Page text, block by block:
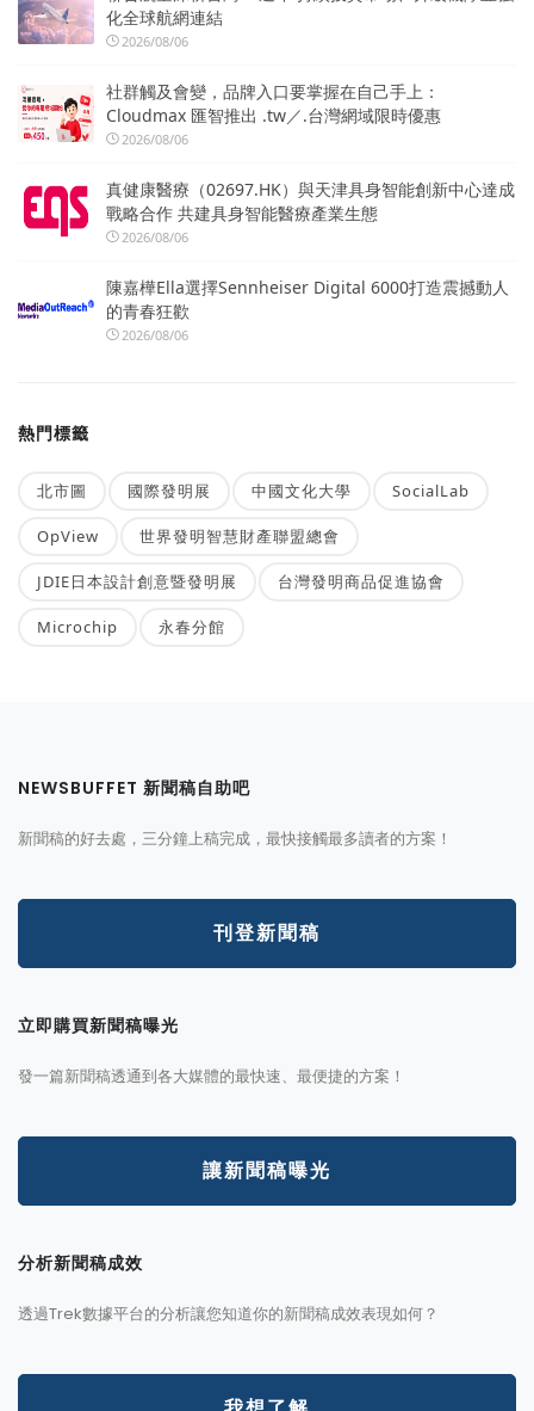
化全球航網連結
2026/08/06
社群觸及會變，品牌入口要掌握在自己手上：
Cloudmax 匯智推出 .tw／.台灣網域限時優惠
2026/08/06
真健康醫療（02697.HK）與天津具身智能創新中心達成
戰略合作 共建具身智能醫療產業生態
2026/08/06
陳嘉樺Ella選擇Sennheiser Digital 6000打造震撼動人
的青春狂歡
2026/08/06
熱門標籤
北市圖 國際發明展 中國文化大學 SocialLab
OpView 世界發明智慧財產聯盟總會
JDIE日本設計創意暨發明展 台灣發明商品促進協會
Microchip 永春分館
NEWSBUFFET 新聞稿自助吧
新聞稿的好去處，三分鐘上稿完成，最快接觸最多讀者的方案！
刊登新聞稿
立即購買新聞稿曝光
發一篇新聞稿透通到各大媒體的最快速、最便捷的方案！
讓新聞稿曝光
分析新聞稿成效
透過Trek數據平台的分析讓您知道你的新聞稿成效表現如何？